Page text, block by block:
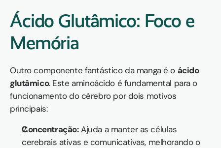
Ácido Glutâmico: Foco e
Memória
Outro componente fantástico da manga é o ácido
glutâmico. Este aminoácido é fundamental para o
funcionamento do cérebro por dois motivos
principais:
Concentração: Ajuda a manter as células
cerebrais ativas e comunicativas, melhorando o